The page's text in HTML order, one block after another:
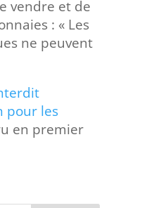
vendre et de
: « Les
ne peuvent
pour les
en premier